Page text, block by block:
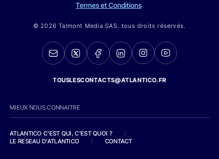
Termes et Conditions
© 2026 Talmont Media SAS. tous droits réservés.
TOUSLESCONTACTS@ATLANTICO.FR
MIEUX NOUS CONNAITRE
ATLANTICO C'EST QUI, C'EST QUOI ?
/
LE RESEAU D'ATLANTICO
/ CONTACT